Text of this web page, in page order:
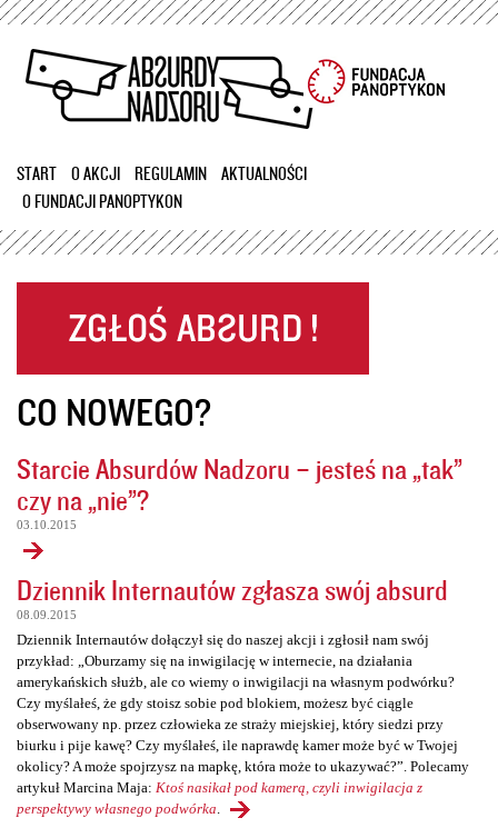
Przejdź
treści
START O AKCJI REGULAMIN
AKTUALNOŚCI
O FUNDACJI PANOPTYKON
CO NOWEGO?
Starcie Absurdów Nadzoru – jesteś na „tak”
czy na „nie”?
03.10.2015
Dziennik Internautów zgłasza swój absurd
08.09.2015
Dziennik Internautów dołączył się do naszej akcji i zgłosił nam swój
przykład: „Oburzamy się na inwigilację w internecie, na działania
amerykańskich służb, ale co wiemy o inwigilacji na własnym podwórku?
Czy myślałeś, że gdy stoisz sobie pod blokiem, możesz być ciągle
obserwowany np. przez człowieka ze straży miejskiej, który siedzi przy
biurku i pije kawę? Czy myślałeś, ile naprawdę kamer może być w Twojej
okolicy? A może spojrzysz na mapkę, która może to ukazywać?”. Polecamy
artykuł Marcina Maja: Ktoś nasikał pod kamerą, czyli inwigilacja z
perspektywy własnego podwórka